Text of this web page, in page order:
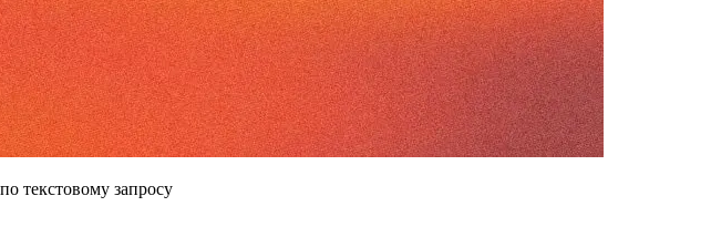
текстовому запросу